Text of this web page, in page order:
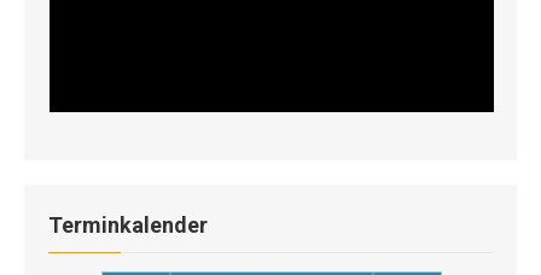
Terminkalender